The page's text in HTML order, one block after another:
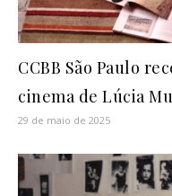
CCBB São Paulo
cinema de Lúcia
29 de maio de 2025